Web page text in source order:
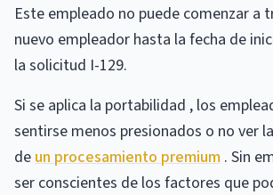
Este empleado no puede comenzar a
nuevo empleador hasta la fecha de
la solicitud I-129.
Si se aplica la portabilidad , los
sentirse menos presionados o no ver
deun procesamiento premium . Sin
ser conscientes de los factores que